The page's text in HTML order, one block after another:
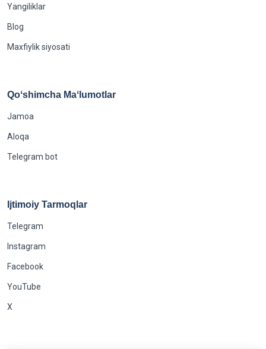
Yangiliklar
Blog
Maxfiylik siyosati
Qoʻshimcha Maʻlumotlar
Jamoa
Aloqa
Telegram bot
Ijtimoiy Tarmoqlar
Telegram
Instagram
Facebook
YouTube
X